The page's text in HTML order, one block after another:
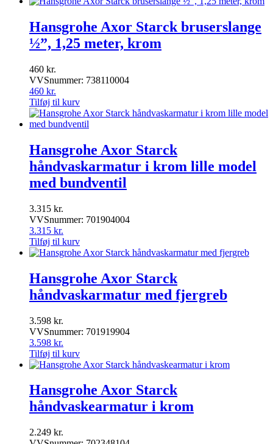
Hansgrohe Axor Starck bruserslange
½”, 1,25 meter, krom
460 kr.
VVSnummer: 738110004
460 kr.
Tilføj til kurv
Hansgrohe Axor Starck
håndvaskarmatur i krom lille model
med bundventil
3.315 kr.
VVSnummer: 701904004
3.315 kr.
Tilføj til kurv
Hansgrohe Axor Starck
håndvaskarmatur med fjergreb
3.598 kr.
VVSnummer: 701919904
3.598 kr.
Tilføj til kurv
Hansgrohe Axor Starck
håndvaskearmatur i krom
2.249 kr.